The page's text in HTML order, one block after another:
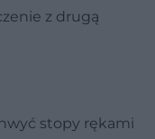
z drugą
stopy rękami